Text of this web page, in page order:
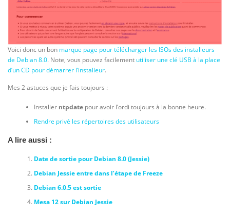
Voici donc un bon marque page pour télécharger les ISOs des installeurs
de Debian 8.0. Note, vous pouvez facilement utiliser une clé USB à la place
d’un CD pour démarrer l’installeur.
Mes 2 astuces que je fais toujours :
Installer ntpdatepour avoir l’ordi toujours à la bonne heure.
Rendre privé les répertoires des utilisateurs
A lire aussi :
Date de sortie pour Debian 8.0 (Jessie)
Debian Jessie entre dans l’étape de Freeze
Debian 6.0.5 est sortie
Mesa 12 sur Debian Jessie